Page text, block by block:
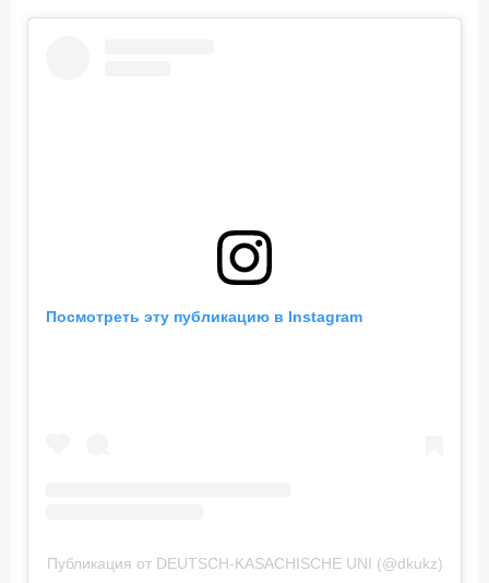
Посмотреть эту публикацию в Instagram
Публикация от DEUTSCH-KASACHISCHE UNI (@dkukz)